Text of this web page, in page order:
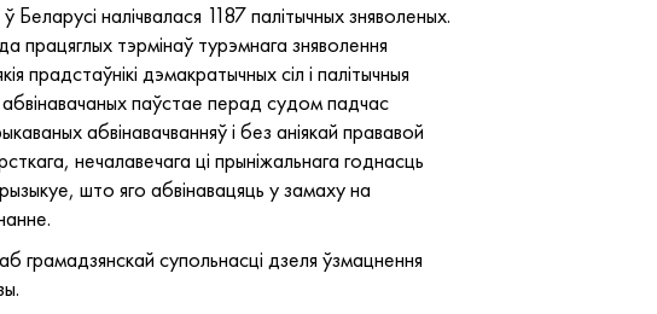
налічвалася 1187 палітычных зняволеных.
працяглых тэрмінаў турэмнага зняволення
дэмакратычных сіл і палітычныя
паўстае перад судом падчас
абвінавачванняў і без аніякай прававой
нечалавечага ці прыніжальнага годнасць
што яго абвінавацяць у замаху на
грамадзянскай супольнасці дзеля ўзмацнення